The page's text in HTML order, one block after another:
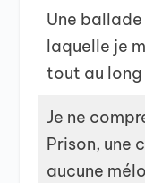
Une
laquelle je
tout au long
Je ne
Prison, une
aucune